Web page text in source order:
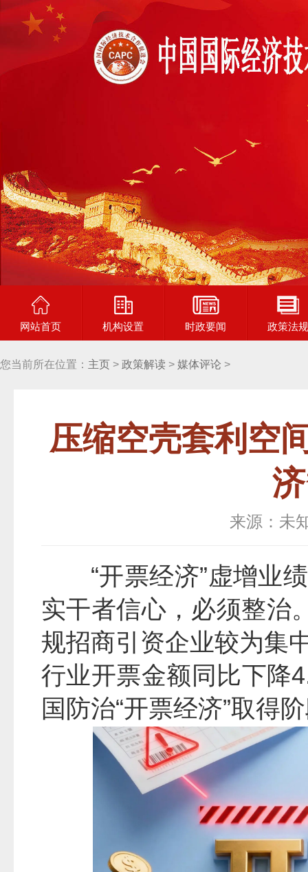
网站首页 机构设置 时政要闻 政策法规
您当前所在位置： 主页 > 政策解读 > 媒体评论 >
压缩空壳套利空
来源：未
“开票经济”虚增业
实干者信心，必须整治
规招商引资企业较为集
行业开票金额同比下降
国防治“开票经济”取得